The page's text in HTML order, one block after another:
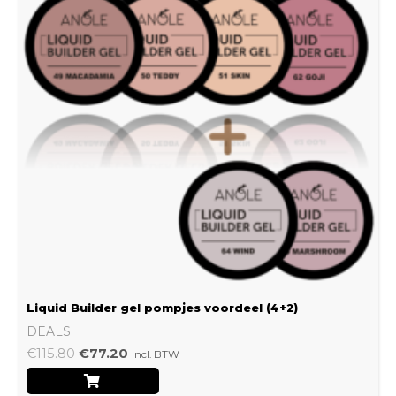
Liquid Builder gel pompjes voordeel (4+2)
DEALS
€115.80 €77.20 Incl. BTW